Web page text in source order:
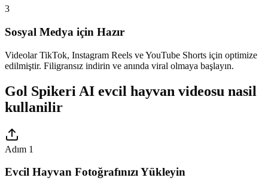
3
Sosyal Medya için Hazır
Videolar TikTok, Instagram Reels ve YouTube Shorts için optimize
edilmiştir. Filigransız indirin ve anında viral olmaya başlayın.
Gol Spikeri AI evcil hayvan videosu nasil
kullanilir
Adım 1
Evcil Hayvan Fotoğrafınızı Yükleyin